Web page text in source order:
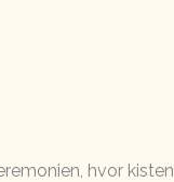
hvor kisten